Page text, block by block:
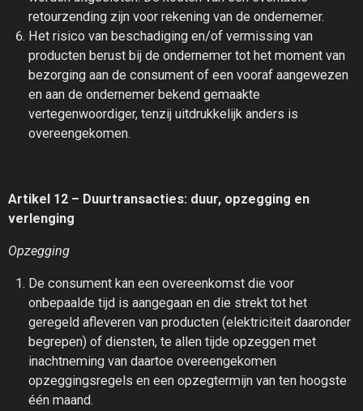
retourzending zijn voor rekening van de ondernemer.
Het risico van beschadiging en/of vermissing van
producten berust bij de ondernemer tot het moment van
bezorging aan de consument of een vooraf aangewezen
en aan de ondernemer bekend gemaakte
vertegenwoordiger, tenzij uitdrukkelijk anders is
overeengekomen.
Artikel 12 – Duurtransacties: duur, opzegging en
verlenging
Opzegging
De consument kan een overeenkomst die voor
onbepaalde tijd is aangegaan en die strekt tot het
geregeld afleveren van producten (elektriciteit daaronder
begrepen) of diensten, te allen tijde opzeggen met
inachtneming van daartoe overeengekomen
opzeggingsregels en een opzegtermijn van ten hoogste
één maand.